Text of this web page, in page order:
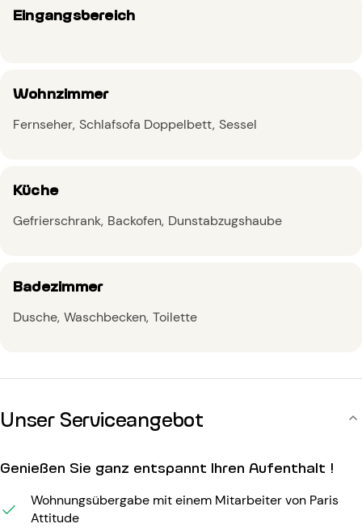
Eingangsbereich
Wohnzimmer
Fernseher Schlafsofa Doppelbett Sessel
Küche
Gefrierschrank Backofen Dunstabzugshaube
Badezimmer
Dusche Waschbecken Toilette
Unser Serviceangebot
Genießen Sie ganz entspannt Ihren Aufenthalt !
Wohnungsübergabe mit einem Mitarbeiter von Paris
Attitude